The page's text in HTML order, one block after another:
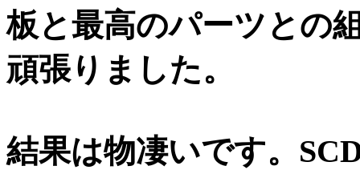
板と最高のパーツとの
頑張りました。
結果は物凄いです。